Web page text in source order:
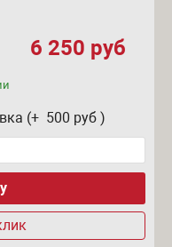
6 250 руб
(+ 500 руб )